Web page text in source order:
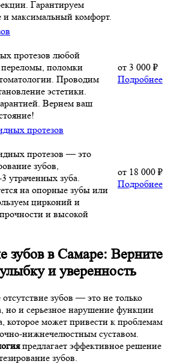
Гарантируем
и максимальный комфорт.
протезов любой
поломки
Проводим
эстетики.
Вернем ваш
от 3 000 ₽
Подробнее
протезов
протезов — это
зубов,
утраченных зуба.
на опорные зубы или
цирконий и
и высокой
от 18 000 ₽
Подробнее
зубов в Самаре: Верните
и уверенность
зубов — это не только
но и серьезное нарушение функции
которое может привести к проблемам
нижнечелюстным суставом.
предлагает эффективное решение
зубов.